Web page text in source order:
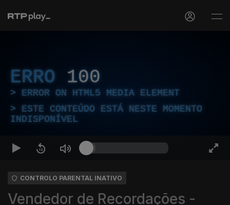
ERRO 100
ERROR ON HTML5 MEDIA ELEMENT
ESTE CONTEÚDO ESTÁ NESTE MOMENTO
INDISPONÍVEL
CONTROLO PARENTAL INATIVO
Vendedor de Recordações -